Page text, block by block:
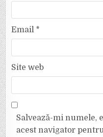
Email *
Site web
Salvează-mi numele,
acest navigator